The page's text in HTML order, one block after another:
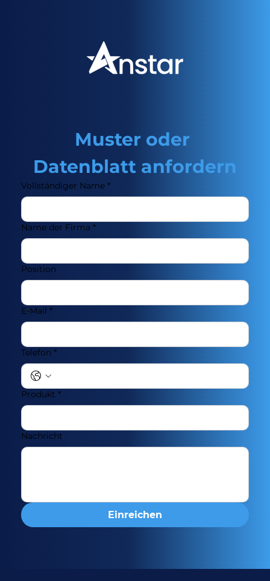
Muster oder
Datenblatt anfordern
Vollständiger Name *
Name der Firma *
Position
E-Mail *
Telefon *
Produkt *
Nachricht
Einreichen